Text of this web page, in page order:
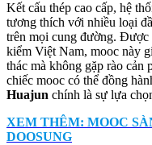
Kết cấu thép cao cấp, hệ
tương thích với nhiều loại
trên mọi cung đường. Được
kiểm Việt Nam, mooc này
thác mà không gặp rào cản
chiếc mooc có thể đồng
Huajun chính là sự lựa
XEM THÊM: MOOC
DOOSUNG